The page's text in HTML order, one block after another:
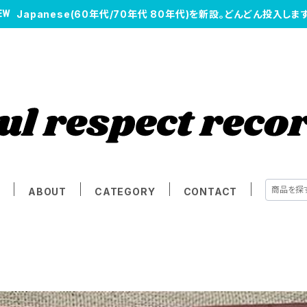
Japanese(60年代/70年代 80年代)を新設。どんどん投入します
ABOUT CATEGORY CONTACT